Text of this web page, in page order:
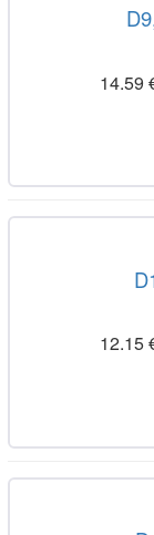
14.59
12.15